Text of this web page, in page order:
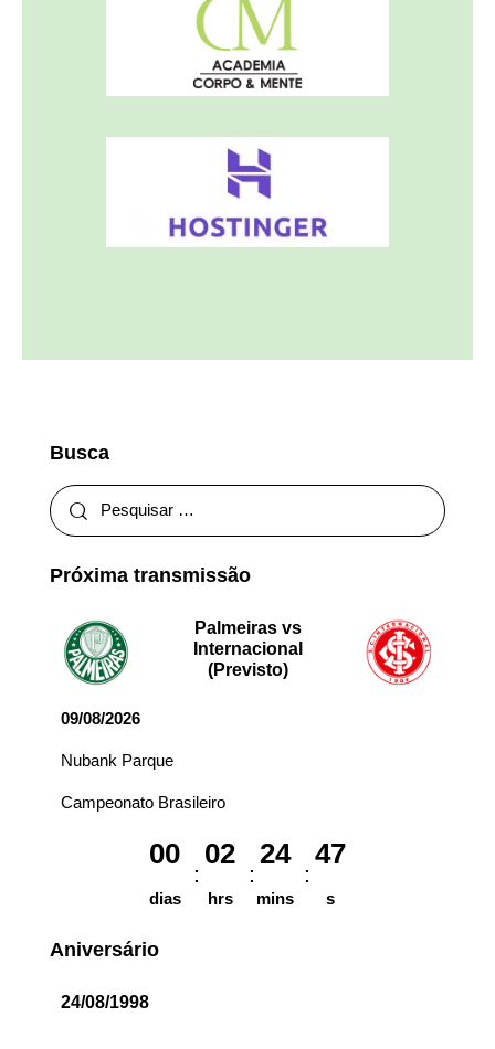
Busca
Próxima transmissão
Palmeiras vs
Internacional
(Previsto)
09/08/2026
Nubank Parque
Campeonato Brasileiro
00
dias
02
hrs
24
mins
47
s
Aniversário
24/08/1998